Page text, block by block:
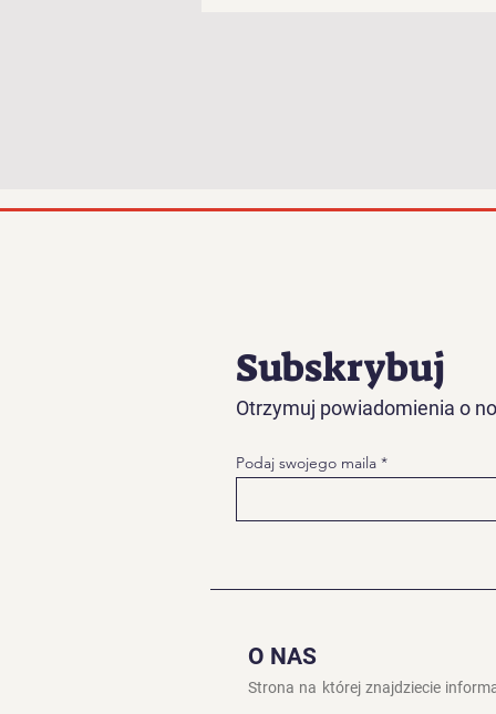
Subskrybuj
Otrzymuj powiadomienia o
Podaj swojego maila
O NAS
Strona na której znajdziecie